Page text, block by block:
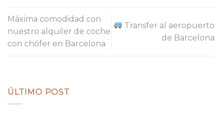
Máxima comodidad con
nuestro alquiler de coche
con chófer en Barcelona
Transfer al aeropuerto
de Barcelona
ÚLTIMO POST